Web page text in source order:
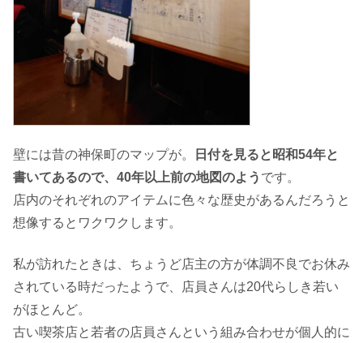
壁には昔の神保町のマップが。
日付を見ると昭和54年と
書いてあるので、40年以上前の地図のよう です。
店内のそれぞれのアイテムに色々な歴史があるんだろうと
想像するとワクワクします。
私が訪れたときは、ちょうど店主の方が体調不良でお休み
されている時だったようで、店員さんは20代らしき若い
がほとんど。
古い喫茶店と若者の店員さんという組み合わせが個人的に